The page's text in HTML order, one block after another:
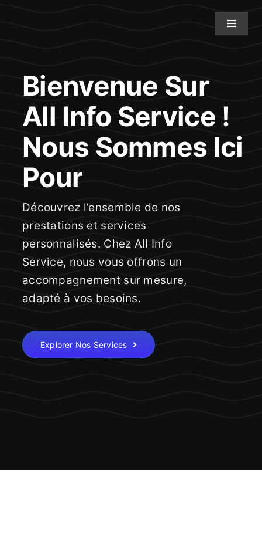
Toggle
Nos services
Nos projets
Nous contacter
Les actualités
Bienvenue Sur
All Info Service !
Nous Sommes Ici
Pour
Découvrez l’ensemble de nos
prestations et services
personnalisés. Chez All Info
Service, nous vous offrons un
accompagnement sur mesure,
adapté à vos besoins.
Explorer Nos Services